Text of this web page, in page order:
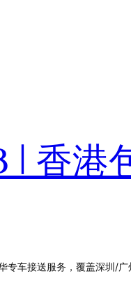
香港
专车接送服务，覆盖深圳/